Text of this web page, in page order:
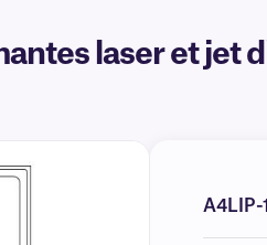
laser et jet
A4LIP-